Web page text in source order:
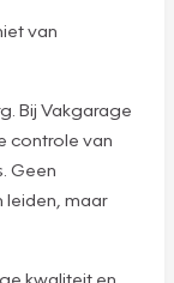
van
Bij Vakgarage
controle van
Geen
leiden, maar
kwaliteit en